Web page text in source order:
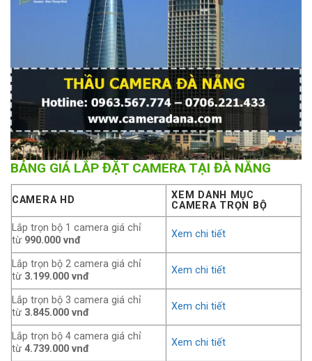
BẢNG GIÁ LẮP ĐẶT CAMERA TẠI ĐÀ NẴNG
CAMERA HD
XEM DANH MỤC
CAMERA TRỌN BỘ
Lắp trọn bộ 1 camera giá chỉ
từ 990.000 vnđ
Xem chi tiết
Lắp trọn bộ 2 camera giá chỉ
từ 3.199.000 vnđ
Xem chi tiết
Lắp trọn bộ 3 camera giá chỉ
từ 3.845.000 vnđ
Xem chi tiết
Lắp trọn bộ 4 camera giá chỉ
từ 4.739.000 vnđ
Xem chi tiết